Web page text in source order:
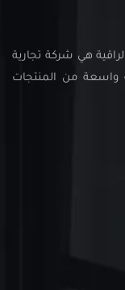
هي شركة تجارية
من المنتجات